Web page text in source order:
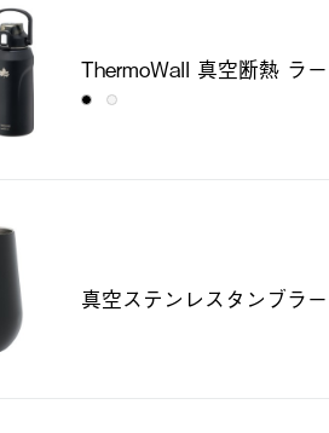
ThermoWall 真空断熱 ラ
真空ステンレスタンブラー